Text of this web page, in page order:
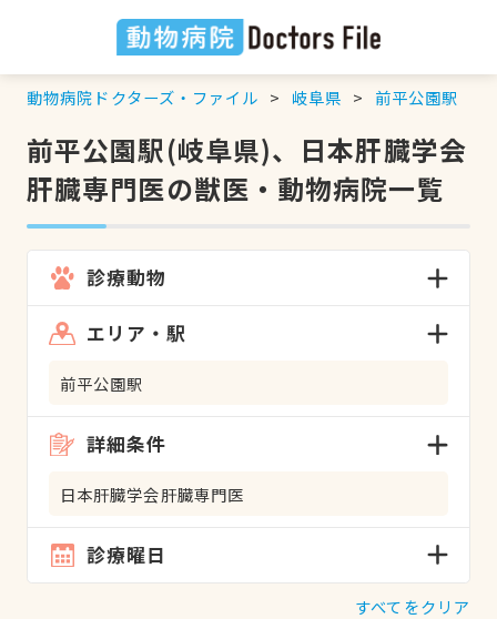
動物病院ドクターズ・ファイル 岐阜県 前平公園駅
前平公園駅(岐阜県)、日本肝臓学会
肝臓専門医の獣医・動物病院一覧
診療動物
エリア・駅
前平公園駅
詳細条件
日本肝臓学会肝臓専門医
診療曜日
すべてをクリア